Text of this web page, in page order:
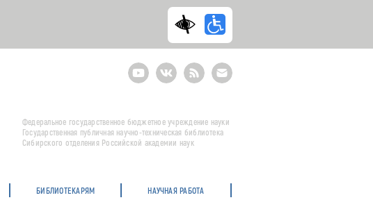
YoutubeВКонтактеRSS
E-
mail
подписка
Федеральное государственное бюджетное учреждение науки
Государственная публичная научно-техническая библиотека
Сибирского отделения Российской академии наук
БИБЛИОТЕКАРЯМ НАУЧНАЯ РАБОТА